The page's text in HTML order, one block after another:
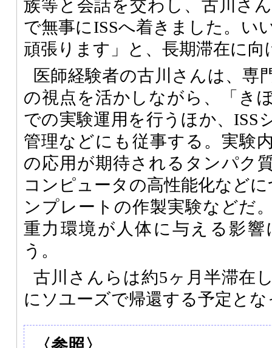
族等と会話を交わし、古川さ
で無事にISSへ着きました。い
頑張ります」と、長期滞在に
医師経験者の古川さんは、専
の視点を活かしながら、「き
での実験運用を行うほか、ISS
管理などにも従事する。実験
の応用が期待されるタンパク
コンピュータの高性能化など
ンプレートの作製実験などだ
重力環境が人体に与える影
う。
古川さんらは約5ヶ月半滞在
にソユーズで帰還する予定と